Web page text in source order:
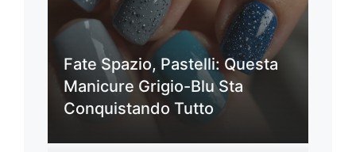
Fate Spazio, Pastelli: Questa
Manicure Grigio-Blu Sta
Conquistando Tutto